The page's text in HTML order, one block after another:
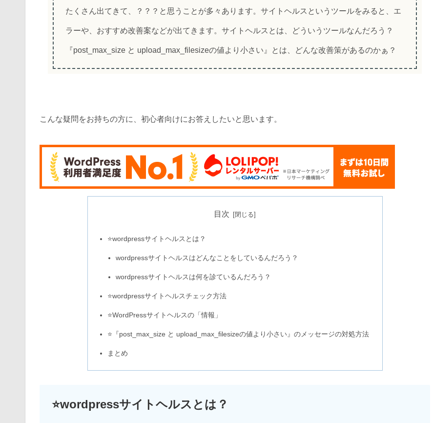
たくさん出てきて、？？？と思うことが多々あります。サイトヘルスというツールをみると、エ
ラーや、おすすめ改善案などが出てきます。サイトヘルスとは、どういうツールなんだろう？
『post_max_size と upload_max_filesizeの値より小さい』とは、どんな改善策があるのかぁ？
こんな疑問をお持ちの方に、初心者向けにお答えしたいと思います。
目次
⭐️wordpressサイトヘルスとは？
wordpressサイトヘルスはどんなことをしているんだろう？
wordpressサイトヘルスは何を診ているんだろう？
⭐️wordpressサイトヘルスチェック方法
⭐️WordPressサイトヘルスの「情報」
⭐️『post_max_size と upload_max_filesizeの値より小さい』のメッセージの対処方法
まとめ
⭐️wordpressサイトヘルスとは？